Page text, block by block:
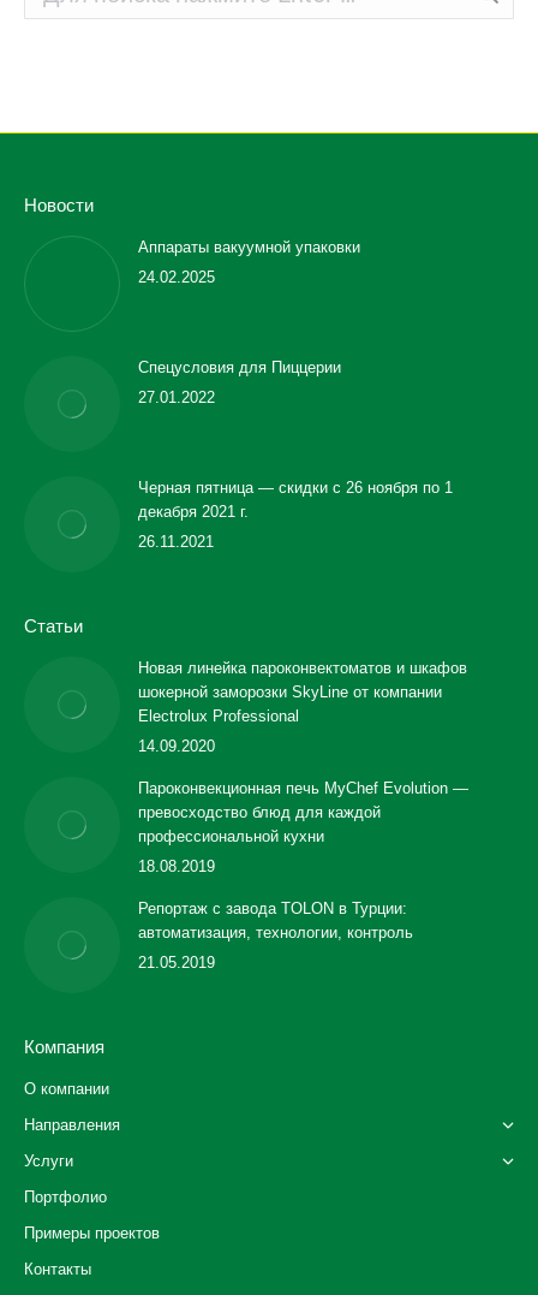
Новости
Аппараты вакуумной упаковки
24.02.2025
Спецусловия для Пиццерии
27.01.2022
Черная пятница — скидки с 26 ноября по 1
декабря 2021 г.
26.11.2021
Статьи
Новая линейка пароконвектоматов и шкафов
шокерной заморозки SkyLine от компании
Electrolux Professional
14.09.2020
Пароконвекционная печь MyChef Evolution —
превосходство блюд для каждой
профессиональной кухни
18.08.2019
Репортаж с завода TOLON в Турции:
автоматизация, технологии, контроль
21.05.2019
Компания
О компании
Направления
Услуги
Портфолио
Примеры проектов
Контакты